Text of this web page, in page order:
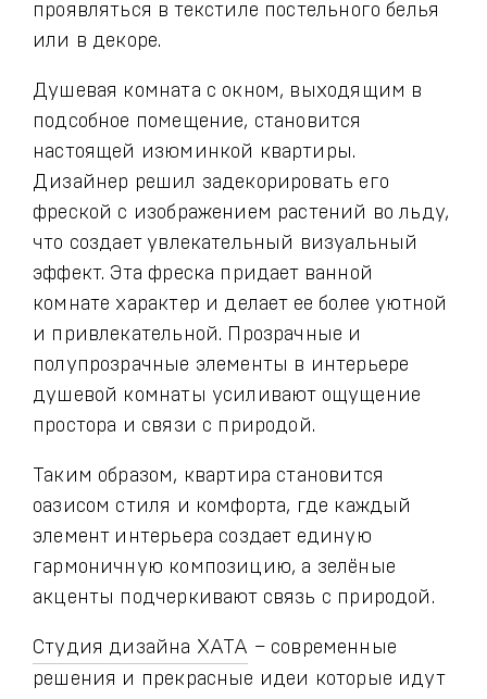
проявляться в текстиле постельного белья
или в декоре.
Душевая комната с окном, выходящим в
подсобное помещение, становится
настоящей изюминкой квартиры.
Дизайнер решил задекорировать его
фреской с изображением растений во льду,
что создает увлекательный визуальный
эффект. Эта фреска придает ванной
комнате характер и делает ее более уютной
и привлекательной. Прозрачные и
полупрозрачные элементы в интерьере
душевой комнаты усиливают ощущение
простора и связи с природой.
Таким образом, квартира становится
оазисом стиля и комфорта, где каждый
элемент интерьера создает единую
гармоничную композицию, а зелёные
акценты подчеркивают связь с природой.
Студия дизайна ХАТА – современные
решения и прекрасные идеи которые идут